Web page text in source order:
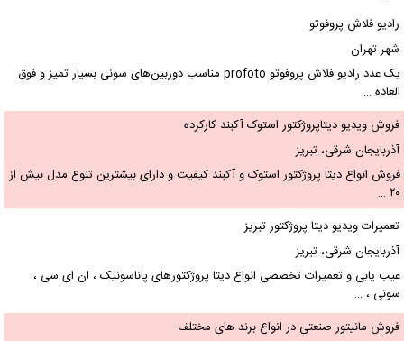
رادیو فلاش پروفوتو
شهر تهران
یک عدد رادیو فلاش پروفوتو profoto مناسب دوربین‌های سونی بسیار تمیز و فوق
العاده …
فروش ویدیو دیتاپروژکتور استوک آکبند کارکرده
آذربایجان شرقی، تبریز
فروش انواع دیتا پروژکتور استوک و آکبند کیفیت و دارای بیشترین تنوع مدل بیش از
۲۰ …
تعمیرات ویدیو دیتا پروژکتور تبریز
آذربایجان شرقی، تبریز
عیب یابی و تعمیرات تخصصی انواع دیتا پروژکتورهای پاناسونیک ، ان ای سی ،
سونی ، …
فروش مانیتور صنعتی در انواع برند های مختلف